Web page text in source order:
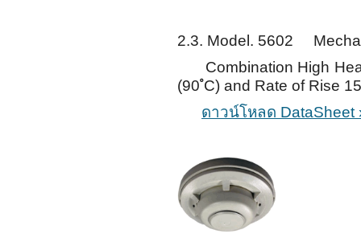
2.3. Model. 5602
Combination High
(90 ํC) and Rate of Rise
ดาวน์โหลด DataSheet